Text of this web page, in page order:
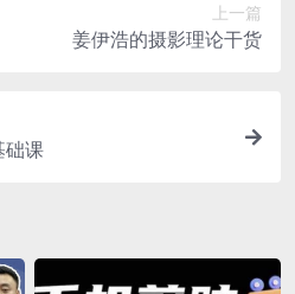
上一篇
姜伊浩的摄影理论干货
础课